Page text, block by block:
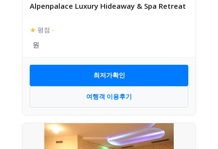
Alpenpalace Luxury Hideaway & Spa Retreat
★ 평점 –
최저가확인
여행객 이용후기